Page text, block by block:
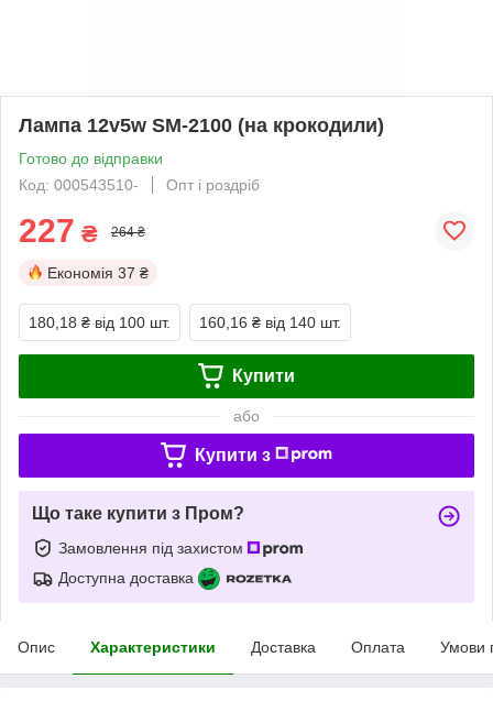
Лампа 12v5w SM-2100 (на крокодили)
Готово до відправки
Код: 000543510-
Опт і роздріб
227 ₴ 264 ₴
Економія 37 ₴
180,18 ₴ від 100 шт. 160,16 ₴ від 140 шт.
Купити
або
Купити з
Що таке купити з Пром?
Замовлення під захистом
Доступна доставка
Опис Характеристики Доставка Оплата Умови